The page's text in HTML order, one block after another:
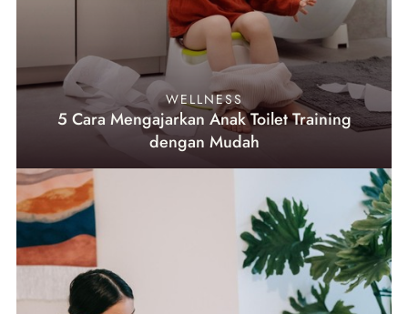
WELLNESS
5 Cara Mengajarkan Anak Toilet Training
dengan Mudah